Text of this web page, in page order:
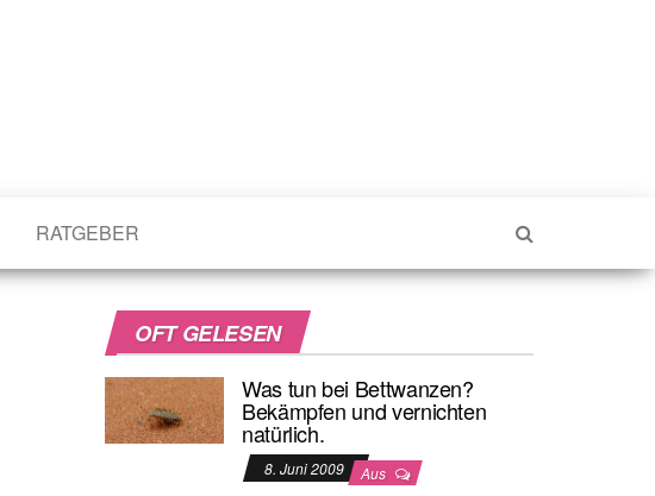
RATGEBER
OFT GELESEN
Was tun bei Bettwanzen?
Bekämpfen und vernichten
natürlich.
8. Juni 2009 Aus